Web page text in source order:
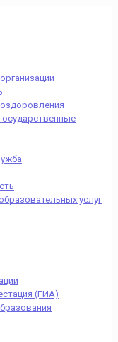
услуг
(ГИА)